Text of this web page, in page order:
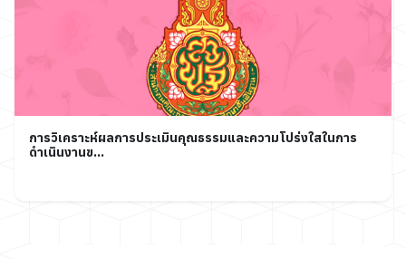
การวิเคราะห์ผลการประเมินคุณธรรมและความโปร่งใสในการ
ดำเนินงานข...